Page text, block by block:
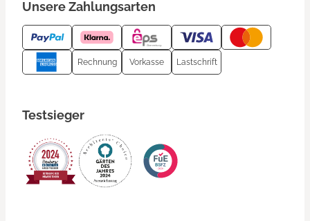
Unsere Zahlungsarten
Rechnung Vorkasse Lastschrift
Testsieger